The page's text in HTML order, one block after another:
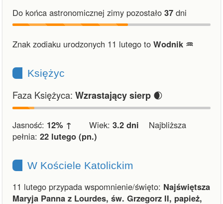
Do końca astronomicznej zimy pozostało 37 dni
Znak zodiaku urodzonych 11 lutego to Wodnik ♒︎
Księżyc
Faza Księżyca: Wzrastający sierp 🌒
Jasność: 12% ↑ Wiek: 3.2 dni Najbliższa
pełnia: 22 lutego (pn.)
W Kościele Katolickim
11 lutego przypada wspomnienie/święto: Najświętsza
Maryja Panna z Lourdes, św. Grzegorz II, papież,